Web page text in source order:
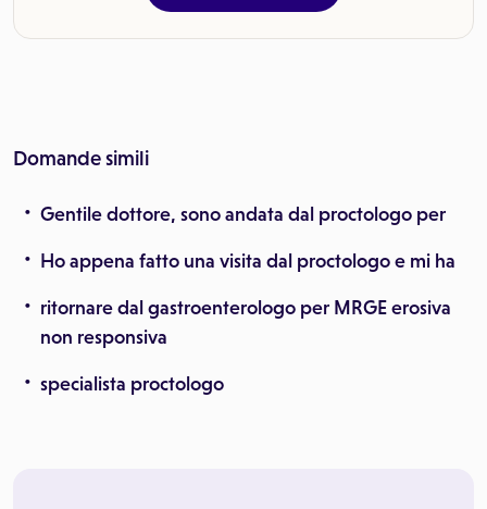
Domande simili
Gentile dottore, sono andata dal proctologo per
Ho appena fatto una visita dal proctologo e mi ha
ritornare dal gastroenterologo per MRGE erosiva
non responsiva
specialista proctologo